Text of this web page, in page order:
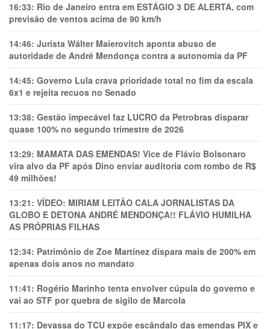
16:33: Rio de Janeiro entra em ESTÁGIO 3 DE ALERTA, com
previsão de ventos acima de 90 km/h
14:46: Jurista Wálter Maierovitch aponta abuso de
autoridade de André Mendonça contra a autonomia da PF
14:45: Governo Lula crava prioridade total no fim da escala
6x1 e rejeita recuos no Senado
13:38: Gestão impecável faz LUCRO da Petrobras disparar
quase 100% no segundo trimestre de 2026
13:29: MAMATA DAS EMENDAS! Vice de Flávio Bolsonaro
vira alvo da PF após Dino enviar auditoria com rombo de R$
49 milhões!
13:21: VÍDEO: MIRIAM LEITÃO CALA JORNALISTAS DA
GLOBO E DETONA ANDRÉ MENDONÇA!! FLÁVIO HUMILHA
AS PRÓPRIAS FILHAS
12:34: Patrimônio de Zoe Martínez dispara mais de 200% em
apenas dois anos no mandato
11:41: Rogério Marinho tenta envolver cúpula do governo e
vai ao STF por quebra de sigilo de Marcola
11:17: Devassa do TCU expõe escândalo das emendas PIX e